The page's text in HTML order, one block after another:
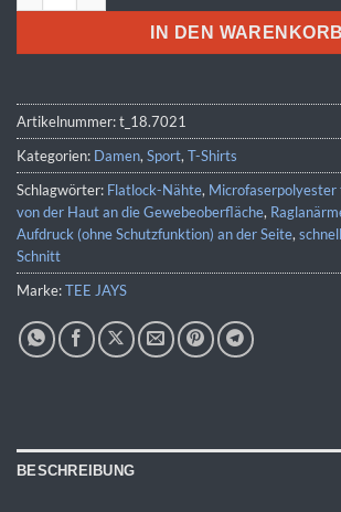
IN DEN WARENKORB
Artikelnummer:t_18.7021
Kategorien: Damen, Sport, T-Shirts
Schlagwörter: Flatlock-Nähte,
von der Haut an die Gewebeoberfläche,
Aufdruck (ohne Schutzfunktion) an der Seite,
Schnitt
Marke:TEE JAYS
BESCHREIBUNG